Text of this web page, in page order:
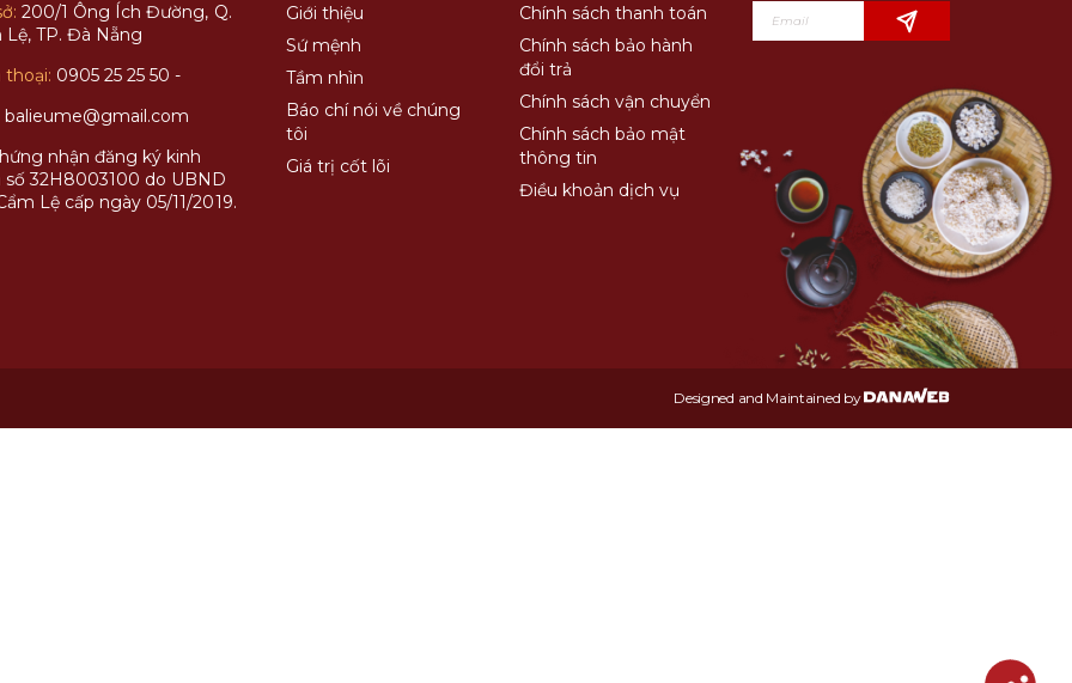
200/1 Ông Ích Đường, Q.
Lệ, TP. Đà Nẵng
0905 25 25 50 -
balieume@gmail.com
nhận đăng ký kinh
số 32H8003100 do UBND
Lệ cấp ngày 05/11/2019.
Giới thiệu
Sứ mệnh
Tầm nhìn
Báo chí nói về chúng
tôi
Giá trị cốt lõi
Chính sách thanh toán
Chính sách bảo hành
đổi trả
Chính sách vận chuyển
Chính sách bảo mật
thông tin
Điều khoản dịch vụ
Designed and Maintained by